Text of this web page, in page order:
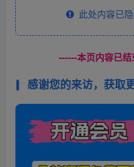
此处内容已隐
------本页内容已
感谢您的来访，获取